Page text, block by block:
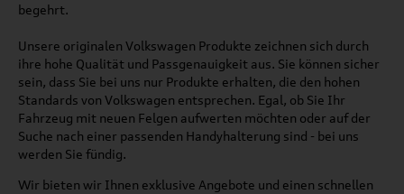
begehrt.
Unsere originalen Volkswagen Produkte zeichnen sich durch
ihre hohe Qualität und Passgenauigkeit aus. Sie können sicher
sein, dass Sie bei uns nur Produkte erhalten, die den hohen
Standards von Volkswagen entsprechen. Egal, ob Sie Ihr
Fahrzeug mit neuen Felgen aufwerten möchten oder auf der
Suche nach einer passenden Handyhalterung sind - bei uns
werden Sie fündig.
Wir bieten wir Ihnen exklusive Angebote und einen schnellen